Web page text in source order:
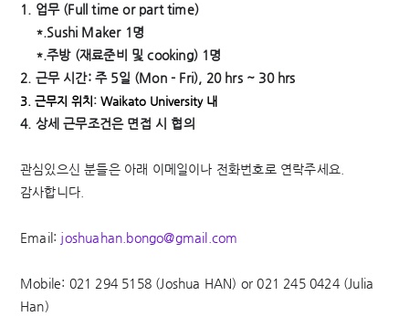
1. 업무 (Full time or part time)
*.Sushi Maker 1명
*.주방(재료준비 및 cooking) 1명
2. 근무 시간:주5일 (Mon - Fri), 20 hrs ~ 30 hrs
3. 근무지 위치 : Waikato University 내
4. 상세 근무조건은 면접 시 협의
관심있으신 분들은 아래 이메일이나 전화번호로 연락주세요
감사합니다
Email: joshuahan.bongo@gmail.com
Mobile: 021 294 5158 (Joshua HAN) or 021 245 0424 (Julia
Han)